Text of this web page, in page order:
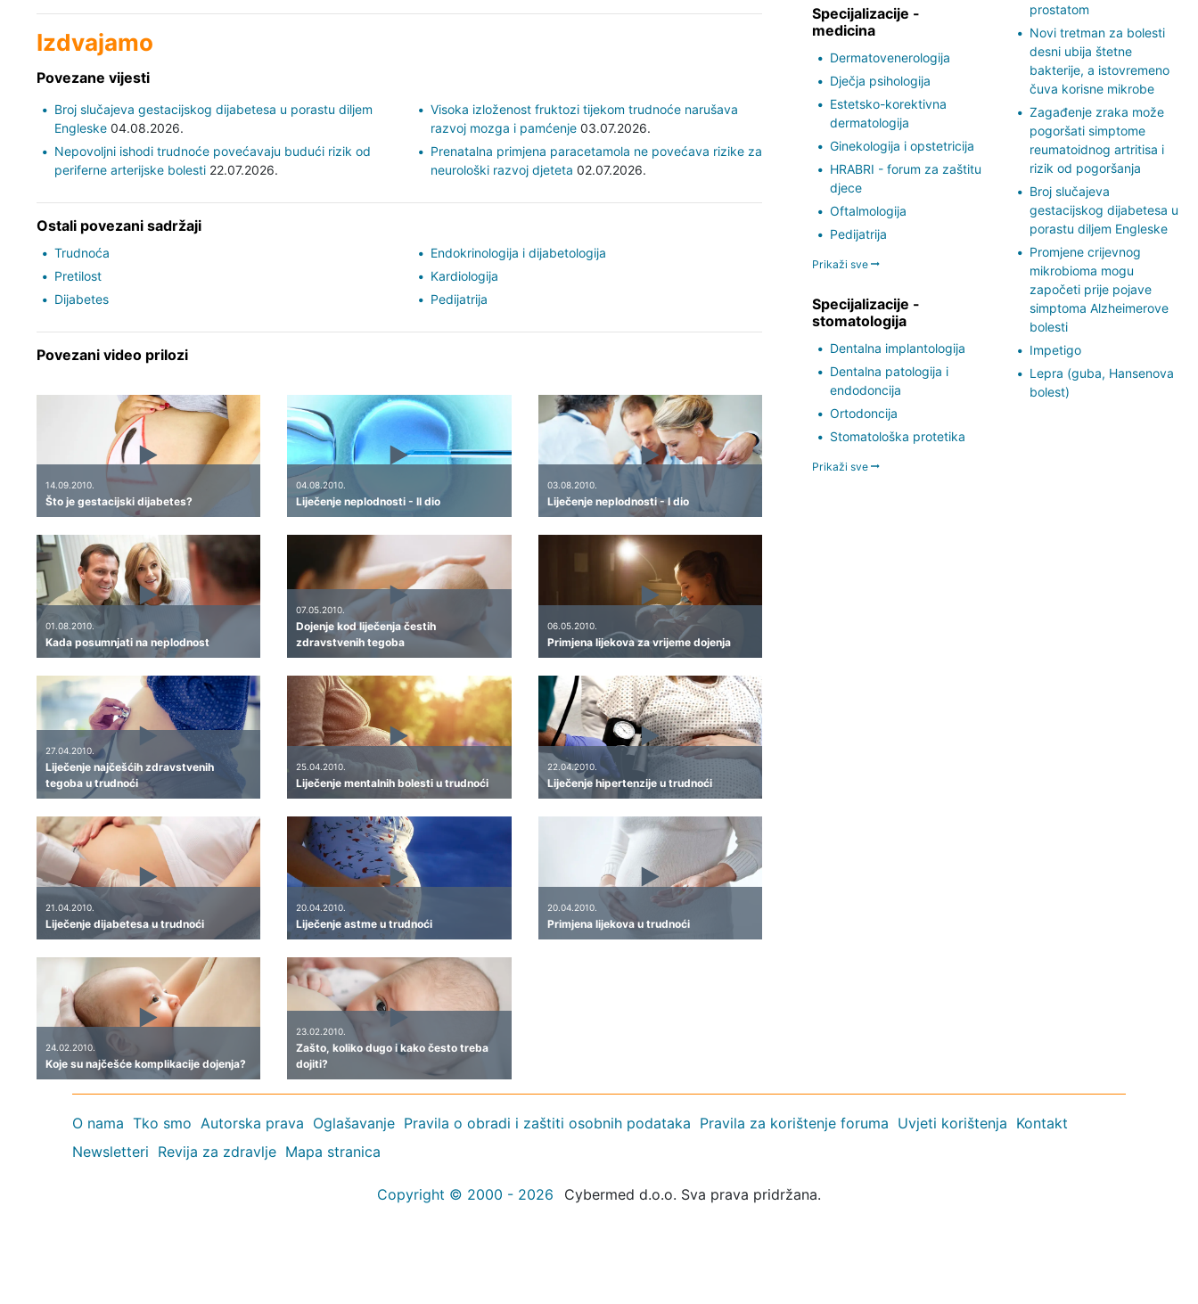
Izdvajamo
Povezane vijesti
Broj slučajeva gestacijskog dijabetesa u porastu diljem
Engleske04.08.2026.
Nepovoljni ishodi trudnoće povećavaju budući rizik od
periferne arterijske bolesti22.07.2026.
Visoka izloženost fruktozi tijekom trudnoće narušava
razvoj mozga i pamćenje 03.07.2026.
Prenatalna primjena paracetamola ne povećava rizike za
neurološki razvoj djeteta 02.07.2026.
Ostali povezani sadržaji
Trudnoća
Pretilost
Dijabetes
Endokrinologija i dijabetologija
Kardiologija
Pedijatrija
Povezani video prilozi
14.09.2010.
Što je gestacijski dijabetes?
04.08.2010.
Liječenje neplodnosti - II dio
03.08.2010.
Liječenje neplodnosti - I dio
01.08.2010.
Kada posumnjati na neplodnost
07.05.2010.
Dojenje kod liječenja čestih
zdravstvenih tegoba
06.05.2010.
Primjena lijekova za vrijeme dojenja
27.04.2010.
Liječenje najčešćih zdravstvenih
tegoba u trudnoći
25.04.2010.
Liječenje mentalnih bolesti u trudnoći
22.04.2010.
Liječenje hipertenzije u trudnoći
21.04.2010.
Liječenje dijabetesa u trudnoći
20.04.2010.
Liječenje astme u trudnoći
20.04.2010.
Primjena lijekova u trudnoći
24.02.2010.
Koje su najčešće komplikacije dojenja?
23.02.2010.
Zašto, koliko dugo i kako često treba
dojiti?
Specijalizacije -
medicina
Dermatovenerologija
Dječja psihologija
Estetsko-korektivna
dermatologija
Ginekologija i opstetricija
HRABRI - forum za zaštitu
djece
Oftalmologija
Pedijatrija
Prikaži sve
Specijalizacije -
stomatologija
Dentalna implantologija
Dentalna patologija i
endodoncija
Ortodoncija
Stomatološka protetika
Prikaži sve
prostatom
Novi tretman za bolesti
desni ubija štetne
bakterije, a istovremeno
čuva korisne mikrobe
Zagađenje zraka može
pogoršati simptome
reumatoidnog artritisa i
rizik od pogoršanja
Broj slučajeva
gestacijskog dijabetesa u
porastu diljem Engleske
Promjene crijevnog
mikrobioma mogu
započeti prije pojave
simptoma Alzheimerove
bolesti
Impetigo
Lepra (guba, Hansenova
bolest)
O nama Tko smo Autorska prava Oglašavanje Pravila o obradi i zaštiti osobnih podataka Pravila za korištenje foruma Uvjeti korištenja Kontakt
Newsletteri Revija za zdravlje Mapa stranica
Copyright © 2000 - 2026 Cybermed d.o.o. Sva prava pridržana.